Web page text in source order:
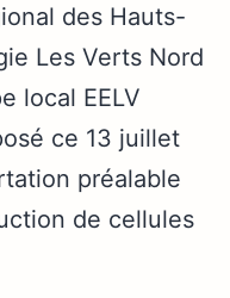
des Hauts-
Les Verts Nord
local EELV
ce 13 juillet
préalable
de cellules